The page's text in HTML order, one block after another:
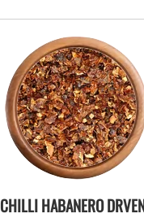
CHILLI HABANERO